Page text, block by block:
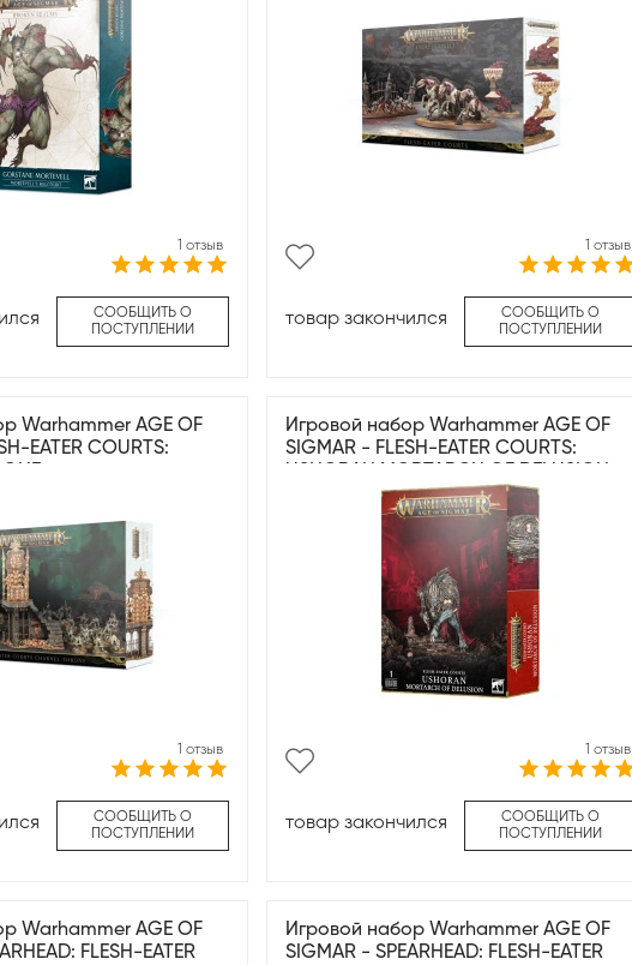
1 отзыв
СООБЩИТЬ О
ПОСТУПЛЕНИИ
1 отзыв
товар закончился
СООБЩИТЬ О
ПОСТУПЛЕНИИ
Warhammer AGE OF
EATER COURTS:
1 отзыв
СООБЩИТЬ О
ПОСТУПЛЕНИИ
Игровой набор Warhammer AGE OF
SIGMAR - FLESH-EATER COURTS:
1 отзыв
товар закончился
СООБЩИТЬ О
ПОСТУПЛЕНИИ
Warhammer AGE OF
FLESH-EATER
Игровой набор Warhammer AGE OF
SIGMAR - SPEARHEAD: FLESH-EATER